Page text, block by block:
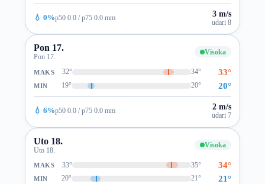
💧 0%p50 0.0 / p75 0.0 mm 3 m/s
udari 8
Pon 17.
Pon 17.
Visoka
MAKS 32° 34° 33°
MIN 19° 20° 20°
💧 6%p50 0.0 / p75 0.0 mm 2 m/s
udari 7
Uto 18.
Uto 18.
Visoka
MAKS 33° 35° 34°
MIN 20° 21° 21°